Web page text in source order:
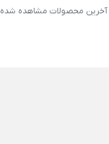
آخرین محصولات مشاهده شده